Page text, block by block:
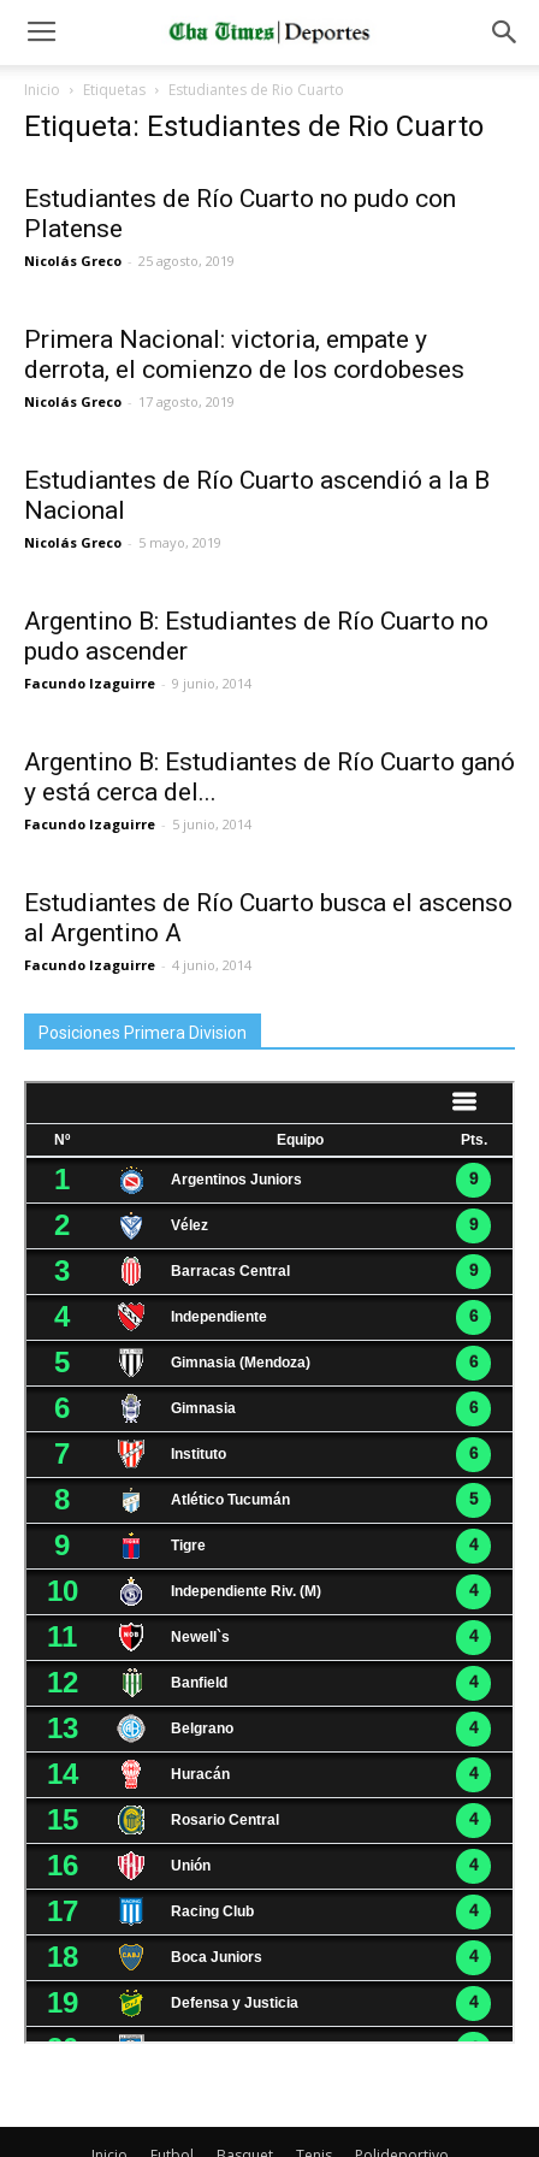
Inicio Etiquetas Estudiantes de Rio Cuarto
Etiqueta: Estudiantes de Rio Cuarto
Estudiantes de Río Cuarto no pudo con
Platense
Nicolás Greco - 25 agosto, 2019
Primera Nacional: victoria, empate y
derrota, el comienzo de los cordobeses
Nicolás Greco - 17 agosto, 2019
Estudiantes de Río Cuarto ascendió a la B
Nacional
Nicolás Greco - 5 mayo, 2019
Argentino B: Estudiantes de Río Cuarto no
pudo ascender
Facundo Izaguirre - 9 junio, 2014
Argentino B: Estudiantes de Río Cuarto ganó
y está cerca del...
Facundo Izaguirre - 5 junio, 2014
Estudiantes de Río Cuarto busca el ascenso
al Argentino A
Facundo Izaguirre - 4 junio, 2014
Posiciones Primera Division